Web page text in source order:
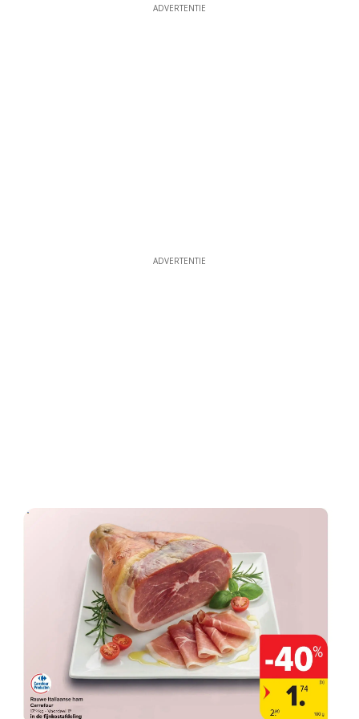
ADVERTENTIE
ADVERTENTIE